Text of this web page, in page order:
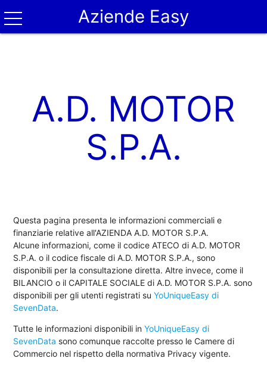
Aziende Easy
A.D. MOTOR
S.P.A.
Questa pagina presenta le informazioni commerciali e
finanziarie relative all'AZIENDA A.D. MOTOR S.P.A.
Alcune informazioni, come il codice ATECO di A.D. MOTOR
S.P.A. o il codice fiscale di A.D. MOTOR S.P.A., sono
disponibili per la consultazione diretta. Altre invece, come il
BILANCIO o il CAPITALE SOCIALE di A.D. MOTOR S.P.A. sono
disponibili per gli utenti registrati suYoUniqueEasy di
SevenData.
Tutte le informazioni disponibili inYoUniqueEasy di
SevenData sono comunque raccolte presso le Camere di
Commercio nel rispetto della normativa Privacy vigente.